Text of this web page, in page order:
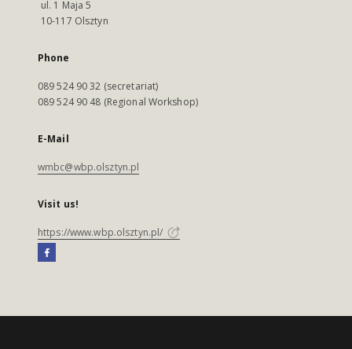
ul. 1 Maja 5
10-117 Olsztyn
Phone
089 524 90 32 (secretariat)
089 524 90 48 (Regional Workshop)
E-Mail
wmbc@wbp.olsztyn.pl
Visit us!
https://www.wbp.olsztyn.pl/